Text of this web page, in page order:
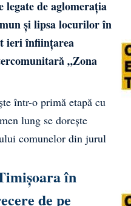
legate de aglomerația
și lipsa locurilor în
ieri înființarea
„Zona
într-o primă etapă cu
lung se dorește
comunelor din jurul
în
de pe